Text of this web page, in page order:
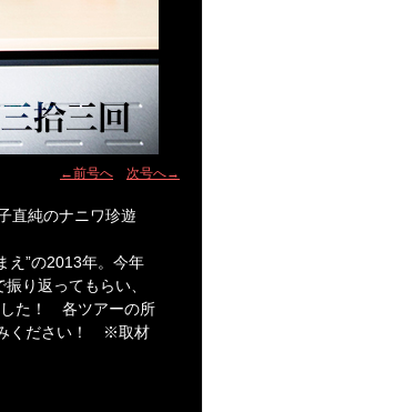
←前号へ 次号へ→
直純のナニワ珍遊
え”の2013年。今年
り返ってもらい、
した！ 各ツアーの所
みください！ ※取材